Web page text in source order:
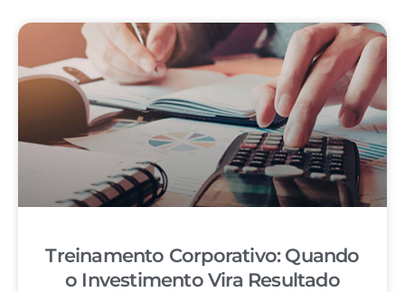
Treinamento Corporativo: Quando
o Investimento Vira Resultado